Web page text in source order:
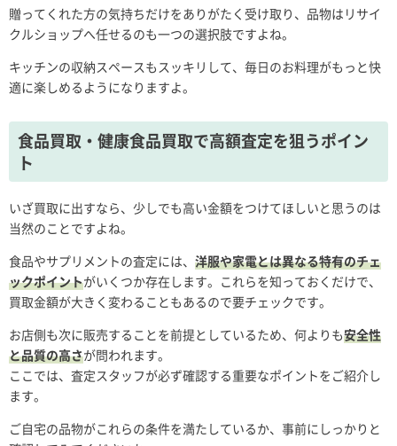
贈ってくれた方の気持ちだけをありがたく受け取り、品物はリサイ
クルショップへ任せるのも一つの選択肢ですよね。
キッチンの収納スペースもスッキリして、毎日のお料理がもっと快
適に楽しめるようになりますよ。
食品買取・健康食品買取で高額査定を狙うポイン
ト
いざ買取に出すなら、少しでも高い金額をつけてほしいと思うのは
当然のことですよね。
食品やサプリメントの査定には、 洋服や家電とは異なる特有のチェ
ックポイントがいくつか存在します。これらを知っておくだけで、
買取金額が大きく変わることもあるので要チェックです。
お店側も次に販売することを前提としているため、何よりも安全性
と品質の高さが問われます。
ここでは、査定スタッフが必ず確認する重要なポイントをご紹介し
ます。
ご自宅の品物がこれらの条件を満たしているか、事前にしっかりと